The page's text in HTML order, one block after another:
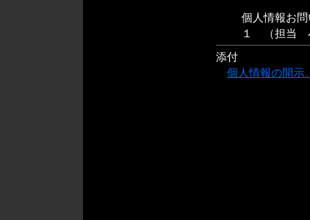
個人情報お
１ （担当
添付
個人情報の開示